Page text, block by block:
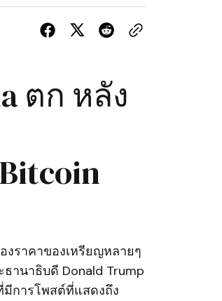
ตก หลัง
งราคาของเหรียญหลายๆ
ธานาธิบดี Donald Trump
มีการโพสต์ที่แสดงถึง